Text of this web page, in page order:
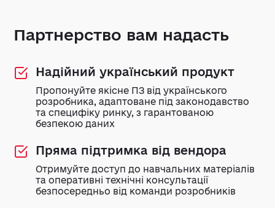
Партнерство вам надасть
Надійний український продукт
Пропонуйте якісне ПЗ від українського
розробника, адаптоване під законодавство
та специфіку ринку, з гарантованою
безпекою даних
Пряма підтримка від вендора
Отримуйте доступ до навчальних матеріалів
та оперативні технічні консультації
безпосередньо від команди розробників